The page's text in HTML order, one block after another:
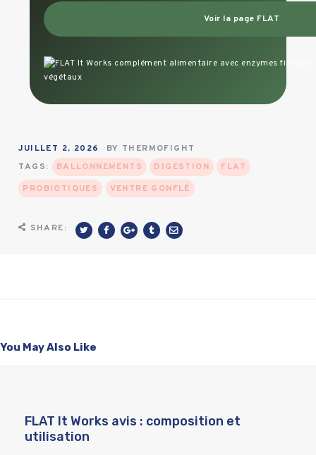
Voir la page FLAT
JUILLET 2, 2026 BY THERMOFIGHT
TAGS:
BALLONNEMENTS DIGESTION
FLAT
PROBIOTIQUES
VENTRE GONFLÉ
SHARE:
You May Also Like
FLAT It Works avis : composition et
utilisation